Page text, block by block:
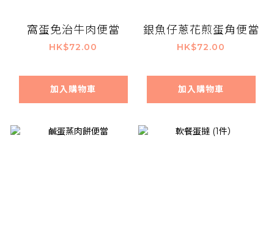
窩蛋免治牛肉便當
HK$72.00
加入購物車
銀魚仔蔥花煎蛋角便當
HK$72.00
加入購物車